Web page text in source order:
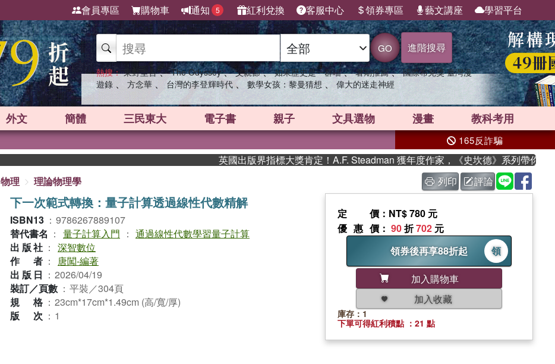
會員專區 購物車 通知 5 紅利兌換 客服中心 領券專區 藝文講座 學習平台
GO 進階搜尋
熱搜： 東野圭吾 、 The Odyssey 、 父親節 、 如果歷史是一群喵 、 暑期推薦 、 國際布克獎 臺灣漫
遊錄 、 方念華 、 台灣的李登輝時代 、 數學女孩：黎曼猜想 、 偉大的迷走神經
外文 簡體 三民東大 電子書 親子 文具選物 漫畫 教科考用
165反詐騙
英國出版界指標大獎肯定！A.F. Steadman 獲年度作家，《史坎德》系列帶你踏上熱血奇幻
物理 理論物理學 列印 評論
下一次範式轉換：量子計算透過線性代數精解
ISBN13 ： 9786267889107
替代書名 ： 量子計算入門 ： 通過線性代數學習量子計算
出版社 ： 深智數位
作者 ：
唐闖-編著
出版日 ： 2026/04/19
裝訂／頁數 ： 平裝／304頁
規格 ： 23cm*17cm*1.49cm (高/寬/厚)
版次 ： 1
定價 ：NT$ 780 元
優惠價 ： 90折702 元
領券後再享88折起
領
加入購物車
加入收藏
庫存：1
下單可得紅利積點 ：21 點